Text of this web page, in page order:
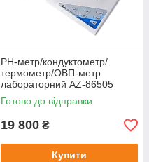
PH-метр/кондуктометр/
термометр/ОВП-метр
лабораторний AZ-86505
Готово до відправки
19 800 ₴
Купити